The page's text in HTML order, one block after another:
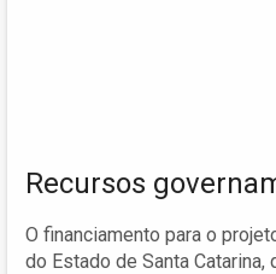
Recursos
O financiamento para o
do Estado de Santa Catarina,